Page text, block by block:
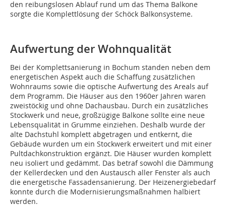
den reibungslosen Ablauf rund um das Thema Balkone
sorgte die Komplettlösung der Schöck Balkonsysteme.
Aufwertung der Wohnqualität
Bei der Komplettsanierung in Bochum standen neben dem
energetischen Aspekt auch die Schaffung zusätzlichen
Wohnraums sowie die optische Aufwertung des Areals auf
dem Programm. Die Häuser aus den 1960er Jahren waren
zweistöckig und ohne Dachausbau. Durch ein zusätzliches
Stockwerk und neue, großzügige Balkone sollte eine neue
Lebensqualität in Grumme einziehen. Deshalb wurde der
alte Dachstuhl komplett abgetragen und entkernt, die
Gebäude wurden um ein Stockwerk erweitert und mit einer
Pultdachkonstruktion ergänzt. Die Häuser wurden komplett
neu isoliert und gedämmt. Das betraf sowohl die Dämmung
der Kellerdecken und den Austausch aller Fenster als auch
die energetische Fassadensanierung. Der Heizenergiebedarf
konnte durch die Modernisierungsmaßnahmen halbiert
werden.